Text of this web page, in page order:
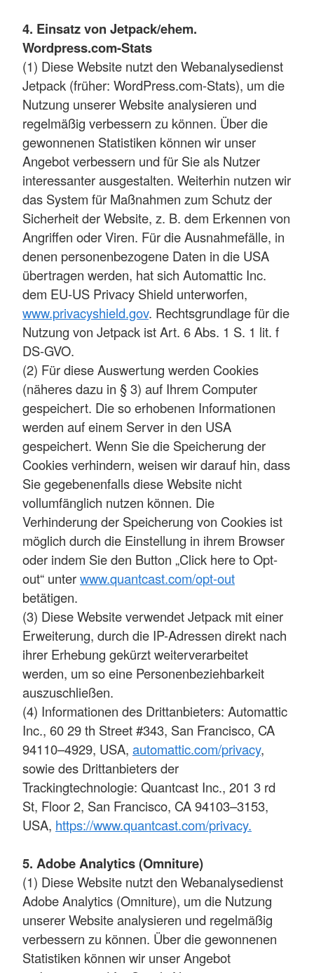
4. Einsatz von Jetpack/ehem.
Wordpress.com-Stats
(1) Diese Website nutzt den Webanalysedienst
Jetpack (früher: WordPress.com-Stats), um die
Nutzung unserer Website analysieren und
regelmäßig verbessern zu können. Über die
gewonnenen Statistiken können wir unser
Angebot verbessern und für Sie als Nutzer
interessanter ausgestalten. Weiterhin nutzen wir
das System für Maßnahmen zum Schutz der
Sicherheit der Website, z. B. dem Erkennen von
Angriffen oder Viren. Für die Ausnahmefälle, in
denen personenbezogene Daten in die USA
übertragen werden, hat sich Automattic Inc.
dem EU-US Privacy Shield unterworfen,
www.privacyshield.gov. Rechtsgrundlage für die
Nutzung von Jetpack ist Art. 6 Abs. 1 S. 1 lit. f
DS-GVO.
(2) Für diese Auswertung werden Cookies
(näheres dazu in § 3) auf Ihrem Computer
gespeichert. Die so erhobenen Informationen
werden auf einem Server in den USA
gespeichert. Wenn Sie die Speicherung der
Cookies verhindern, weisen wir darauf hin, dass
Sie gegebenenfalls diese Website nicht
vollumfänglich nutzen können. Die
Verhinderung der Speicherung von Cookies ist
möglich durch die Einstellung in ihrem Browser
oder indem Sie den Button „Click here to Opt-
out“ unterwww.quantcast.com/opt-out
betätigen.
(3) Diese Website verwendet Jetpack mit einer
Erweiterung, durch die IP-Adressen direkt nach
ihrer Erhebung gekürzt weiterverarbeitet
werden, um so eine Personenbeziehbarkeit
auszuschließen.
(4) Informationen des Drittanbieters: Automattic
Inc., 60 29 th Street #343, San Francisco, CA
94110–4929, USA, automattic.com/privacy,
sowie des Drittanbieters der
Trackingtechnologie: Quantcast Inc., 201 3 rd
St, Floor 2, San Francisco, CA 94103–3153,
USA, https://www.quantcast.com/privacy.
5. Adobe Analytics (Omniture)
(1) Diese Website nutzt den Webanalysedienst
Adobe Analytics (Omniture), um die Nutzung
unserer Website analysieren und regelmäßig
verbessern zu können. Über die gewonnenen
Statistiken können wir unser Angebot